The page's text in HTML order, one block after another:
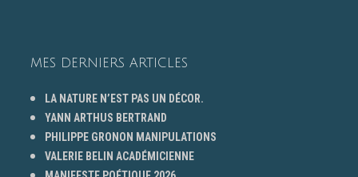
MES DERNIERS ARTICLES
LA NATURE N’EST PAS UN DÉCOR.
YANN ARTHUS BERTRAND
PHILIPPE GRONON MANIPULATIONS
VALERIE BELIN ACADÉMICIENNE